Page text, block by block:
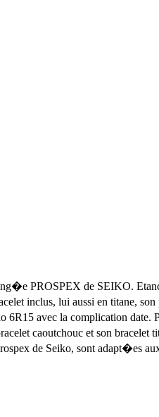
PROSPEX de SEIKO.
inclus, lui aussi en titane, son
6R15 avec la complication date.
caoutchouc et son bracelet
de Seiko, sont adapt�es